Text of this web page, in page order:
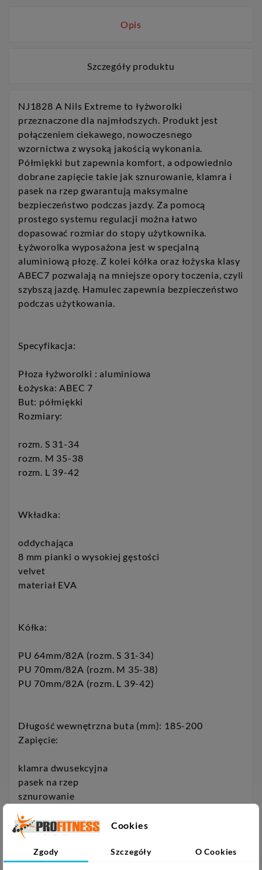
Opis
Szczegóły produktu
NJ1828 A Nils Extreme to łyżworolki
przeznaczone dla najmłodszych. Produkt jest
połączeniem ciekawego, nowoczesnego
wzornictwa z wysoką jakością wykonania.
Półmiękki but zapewnia komfort, a odpowiednio
dobrane zapięcie takie jak sznurowanie, klamra i
pasek na rzep gwarantują maksymalne
bezpieczeństwo podczas jazdy. Za pomocą
prostego systemu regulacji można łatwo
dopasować rozmiar do stopy użytkownika.
Łyżworolka wyposażona jest w specjalną
aluminiową płozę. Z kolei kółka oraz łożyska klasy
ABEC7 pozwalają na mniejsze opory toczenia, czyli
szybszą jazdę. Hamulec zapewnia bezpieczeństwo
podczas użytkowania.
Specyfikacja:
Płoza łyżworolki : aluminiowa
Łożyska: ABEC 7
But: półmiękki
Rozmiary:
rozm. S 31-34
rozm. M 35-38
rozm. L 39-42
Wkładka:
oddychająca
8 mm pianki o wysokiej gęstości
velvet
materiał EVA
Kółka:
PU 64mm/82A (rozm. S 31-34)
PU 70mm/82A (rozm. M 35-38)
PU 70mm/82A (rozm. L 39-42)
Długość wewnętrzna buta (mm): 185-200
Zapięcie:
klamra dwusekcyjna
pasek na rzep
sznurowanie
Łyżworolka wyposażona w hamulec
Kolory: niebieski, zielony
Cookies
Zgody Szczegóły O Cookies